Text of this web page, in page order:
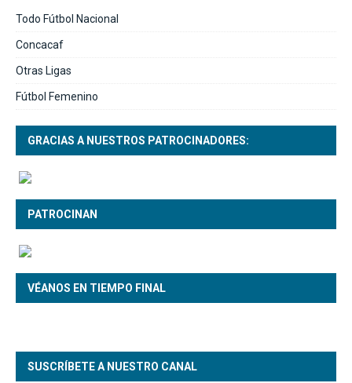
Todo Fútbol Nacional
Concacaf
Otras Ligas
Fútbol Femenino
GRACIAS A NUESTROS PATROCINADORES:
PATROCINAN
VÉANOS EN TIEMPO FINAL
SUSCRÍBETE A NUESTRO CANAL